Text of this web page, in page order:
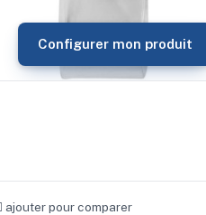
Configurer mon produit
ajouter pour comparer